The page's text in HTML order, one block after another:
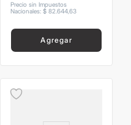
Precio sin Impuestos
Nacionales: $ 82 64463
Agregar